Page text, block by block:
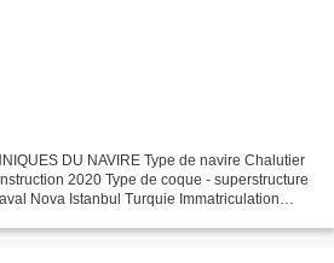
DU NAVIRE Type de navire Chalutier
2020 Type de coque - superstructure
Nova Istanbul Turquie Immatriculation